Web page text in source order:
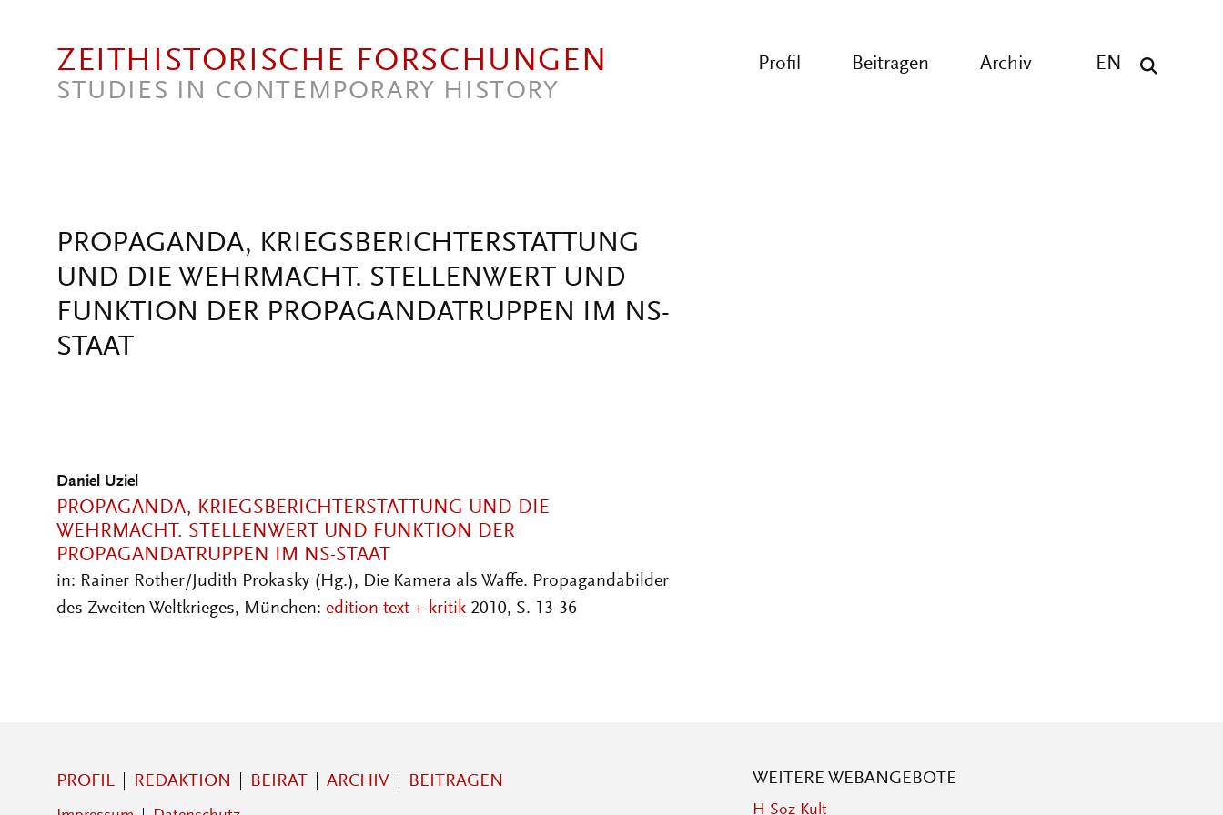
ZEITHISTORISCHE FORSCHUNGEN
STUDIES IN CONTEMPORARY HISTORY
EN
Profil Beitragen Archiv
PROPAGANDA, KRIEGSBERICHTERSTATTUNG
UND DIE WEHRMACHT. STELLENWERT UND
FUNKTION DER PROPAGANDATRUPPEN IM NS-
STAAT
Daniel Uziel
PROPAGANDA, KRIEGSBERICHTERSTATTUNG UND DIE
WEHRMACHT. STELLENWERT UND FUNKTION DER
PROPAGANDATRUPPEN IM NS-STAAT
in: Rainer Rother/Judith Prokasky (Hg.), Die Kamera als Waffe. Propagandabilder
des Zweiten Weltkrieges, München: edition text + kritik 2010, S. 13-36
PROFIL REDAKTION BEIRAT ARCHIV BEITRAGEN WEITERE WEBANGEBOTE
H-Soz-Kult